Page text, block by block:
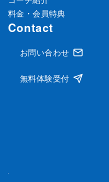
料金・会員特典
Contact
お問い合わせ
無料体験受付